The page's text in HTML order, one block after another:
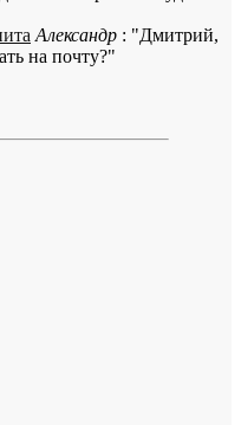
Александр : "Дмитрий,
на почту?"